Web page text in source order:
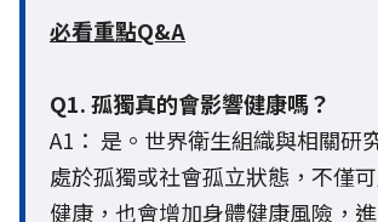
必看重點Q&A
Q1. 孤獨真的會影響健康嗎？
A1： 是。世界衛生組織與相關研
處於孤獨或社會孤立狀態，不僅
健康，也會增加身體健康風險，